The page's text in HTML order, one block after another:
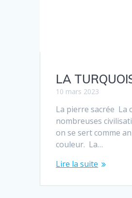
LA
10 mars 2023
La pierre sacrée La
nombreuses
on se sert comme
couleur. La…
Lire la suite